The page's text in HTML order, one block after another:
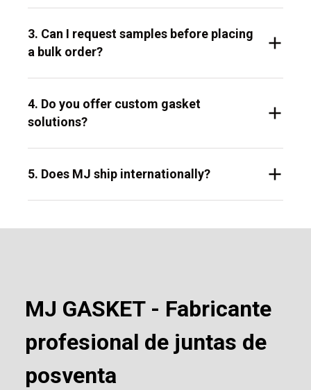
3. Can I request samples before placing
a bulk order?
4. Do you offer custom gasket
solutions?
5. Does MJ ship internationally?
MJ GASKET - Fabricante
profesional de juntas de
posventa